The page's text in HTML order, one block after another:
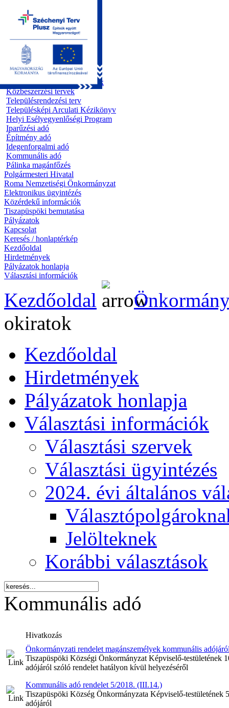
Kezdőoldal
Önkormányzat
Előterjesztések
Testületi ülések
Polgármesteri döntések
Bizottsági ülések
Rendeletek 1995 - 2013
Rendeletek 2014 - 2026
Szabályzatok/Alapító okiratok
Közbeszerzési tervek
Településrendezési terv
Településképi Arculati Kézikönyv
Helyi Esélyegyenlőségi Program
Iparűzési adó
Építmény adó
Idegenforgalmi adó
Kommunális adó
Pálinka magánfőzés
Polgármesteri Hivatal
Roma Nemzetiségi Önkormányzat
Elektronikus ügyintézés
Közérdekű információk
Tiszapüspöki bemutatása
Pályázatok
Kapcsolat
Keresés / honlaptérkép
Kezdőoldal
Hirdetmények
Pályázatok honlapja
Választási információk
Kezdőoldal
okiratok
Kezdőoldal
Hirdetmények
Pályázatok honlapja
Választási információk
Választási szervek
Választási ügyintézés
2024. évi általános
Jelölteknek
Korábbi választások
Kommunális adó
Hivatkozás
Önkormányzati rendelet magánszemélyek kommunális
Tiszapüspöki Községi Önkormányzat Képviselő-testületének
adójáról szóló rendelet hatályon kívül helyezéséről
Kommunális adó rendelet 5/2018. (III.14.)
Tiszapüspöki Község Önkormányzata Képviselő-
adójáról